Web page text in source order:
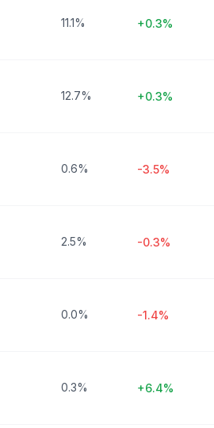
11.1% +0.3%
12.7% +0.3%
0.6% -3.5%
2.5% -0.3%
0.0% -1.4%
0.3% +6.4%